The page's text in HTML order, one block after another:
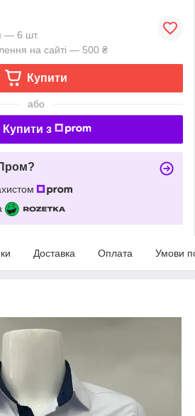
— 6 шт.
на сайті — 500 ₴
Купити
або
Купити з
Доставка Оплата Умови